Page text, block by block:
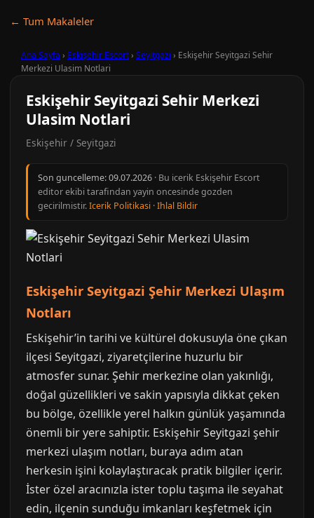
← Tum Makaleler
Ana Sayfa › Eskişehir Escort› Seyitgazi › Eskişehir Seyitgazi Sehir
Merkezi Ulasim Notlari
Eskişehir Seyitgazi Sehir Merkezi
Ulasim Notlari
Eskişehir / Seyitgazi
Son guncelleme:09.07.2026 · Bu icerik Eskişehir Escort
editor ekibi tarafindan yayin oncesinde gozden
gecirilmistir.Icerik Politikasi ·Ihlal Bildir
Eskişehir Seyitgazi Şehir Merkezi Ulaşım
Notları
Eskişehir’in tarihi ve kültürel dokusuyla öne çıkan
ilçesi Seyitgazi, ziyaretçilerine huzurlu bir
atmosfer sunar. Şehir merkezine olan yakınlığı,
doğal güzellikleri ve sakin yapısıyla dikkat çeken
bu bölge, özellikle yerel halkın günlük yaşamında
önemli bir yere sahiptir. Eskişehir Seyitgazi şehir
merkezi ulaşım notları, buraya adım atan
herkesin işini kolaylaştıracak pratik bilgiler içerir.
İster özel aracınızla ister toplu taşıma ile seyahat
edin, ilçenin sunduğu imkanları keşfetmek için